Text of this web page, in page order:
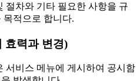
절차와 기타 필요한 사항을 규
목적으로 합니다.
효력과 변경)
서비스 메뉴에 게시하여 공시함